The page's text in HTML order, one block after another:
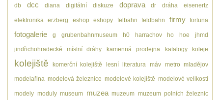
db dcc diana digitální diskuze doprava dr dráha eisenertz
elektronika erzberg eshop eshopy felbahn feldbahn firmy fortuna
fotogalerie g grubenbahnmuseum h0 harrachov ho hoe jhmd
jindřichohradecké místní dráhy kamenná prodejna katalogy koleje
kolejiště komerční kolejiště lesní literatura máv metro mladějov
modelařina modelová železnice modelové kolejiště modelové velikosti
modely moduly museum muzea muzeum muzeum polních železnic